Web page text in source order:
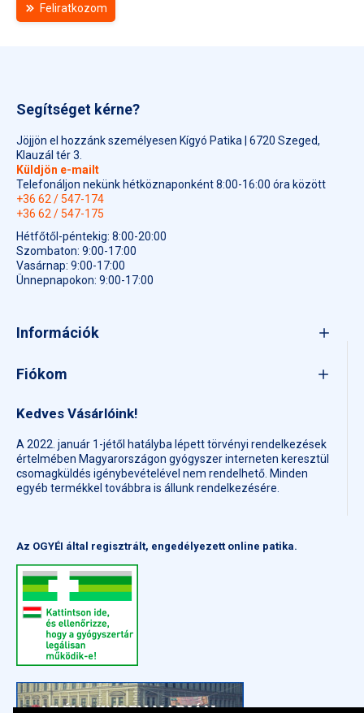
Feliratkozom
Segítséget kérne?
Jöjjön el hozzánk személyesen Kígyó Patika | 6720 Szeged,
Klauzál tér 3.
Küldjön e-mailt
Telefonáljon nekünk hétköznaponként 8:00-16:00 óra között
+36 62 / 547-174
+36 62 / 547-175
Hétfőtől-péntekig: 8:00-20:00
Szombaton: 9:00-17:00
Vasárnap: 9:00-17:00
Ünnepnapokon: 9:00-17:00
Információk
Fiókom
Kedves Vásárlóink!
A 2022. január 1-jétől hatályba lépett törvényi rendelkezések
értelmében Magyarországon gyógyszer interneten keresztül
csomagküldés igénybevételével nem rendelhető. Minden
egyéb termékkel továbbra is állunk rendelkezésére.
Az OGYÉI által regisztrált, engedélyezett online patika.